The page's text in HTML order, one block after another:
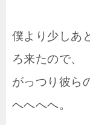
僕より少しあ
ろ来たので、
がっつり彼ら
へへへへ。